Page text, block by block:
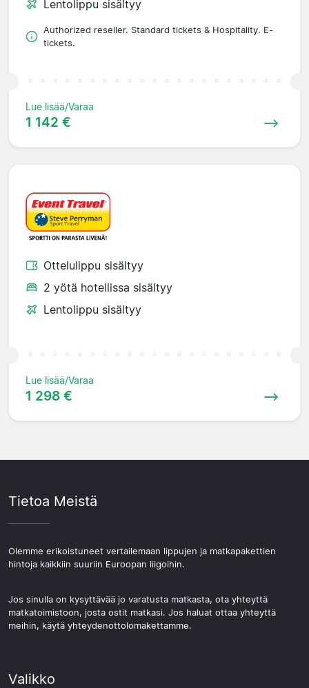
Lentolippu sisältyy
Authorized reseller. Standard tickets & Hospitality. E-
tickets.
Lue lisää/Varaa
1 142 €
Ottelulippu sisältyy
2 yötä hotellissa sisältyy
Lentolippu sisältyy
Lue lisää/Varaa
1 298 €
Tietoa Meistä
Olemme erikoistuneet vertailemaan lippujen ja matkapakettien
hintoja kaikkiin suuriin Euroopan liigoihin.
Jos sinulla on kysyttävää jo varatusta matkasta, ota yhteyttä
matkatoimistoon, josta ostit matkasi. Jos haluat ottaa yhteyttä
meihin, käytä yhteydenottolomakettamme.
Valikko